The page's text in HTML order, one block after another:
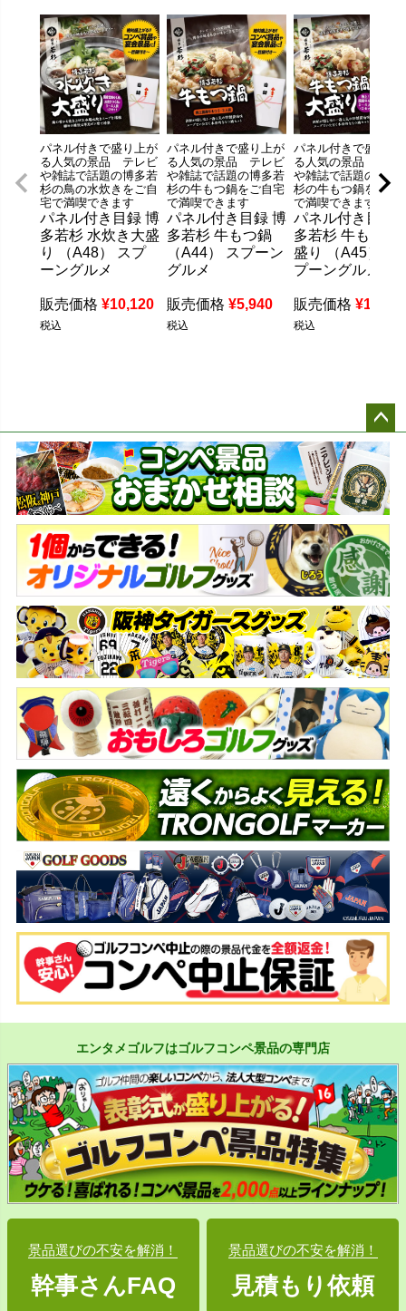
パネル付きで盛り上が
る人気の景品 テレビ
や雑誌で話題の博多若
杉の鳥の水炊きをご自
宅で満喫できます
パネル付き目録 博
多若杉 水炊き大盛
り （A48） スプ
ーングルメ
販売価格 ¥10,120
税込
パネル付きで盛り上が
る人気の景品 テレビ
や雑誌で話題の博多若
杉の牛もつ鍋をご自宅
で満喫できます
パネル付き目録 博
多若杉 牛もつ鍋
（A44） スプーン
グルメ
販売価格 ¥5,940
税込
パネル付きで盛り上
る人気の景品 テレ
や雑誌で話題の博多
杉の牛もつ鍋をご自
で満喫できます
パネル付き目録
多若杉 牛もつ鍋
盛り （A45） ス
プーングルメ
販売価格 ¥
税込
ペー
ジト
ップ
へ
エンタメゴルフはゴルフコンペ景品の専門店
景品選びの不安を解消！
幹事さんFAQ
景品選びの不安を解消！
見積もり依頼